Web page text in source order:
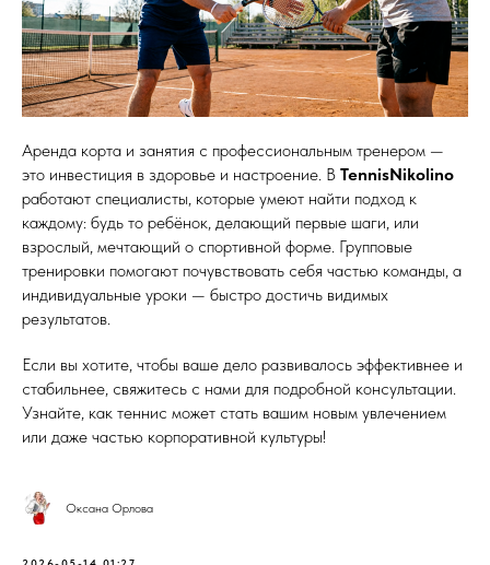
Аренда корта и занятия с профессиональным тренером —
это инвестиция в здоровье и настроение. В TennisNikolino
работают специалисты, которые умеют найти подход к
каждому: будь то ребёнок, делающий первые шаги, или
взрослый, мечтающий о спортивной форме. Групповые
тренировки помогают почувствовать себя частью команды, а
индивидуальные уроки — быстро достичь видимых
результатов.
Если вы хотите, чтобы ваше дело развивалось эффективнее и
стабильнее, свяжитесь с нами для подробной консультации.
Узнайте, как теннис может стать вашим новым увлечением
или даже частью корпоративной культуры!
Оксана Орлова
2026-05-14 01:27